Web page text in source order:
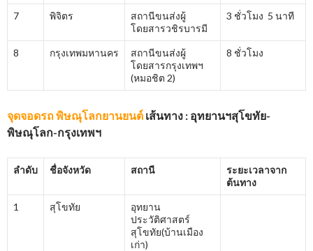
7 พิจิตร
สถานีขนส่งผู้
โดยสารวชิรบารมี
3 ชั่วโมง 5 นาที
8 กรุงเทพมหานคร
สถานีขนส่งผู้
โดยสารกรุงเทพฯ
(หมอชิต 2)
8 ชั่วโมง
จุดจอดรถ พิษณุโลกยานยนต์ เส้นทาง : อุทยานฯสุโขทัย-
พิษณุโลก-กรุงเทพฯ
ลำดับ ชื่อจังหวัด สถานี
ระยะเวลาจาก
ต้นทาง
1 สุโขทัย
อุทยาน
ประวัติศาสตร์
สุโขทัย(บ้านเมือง
เก่า)